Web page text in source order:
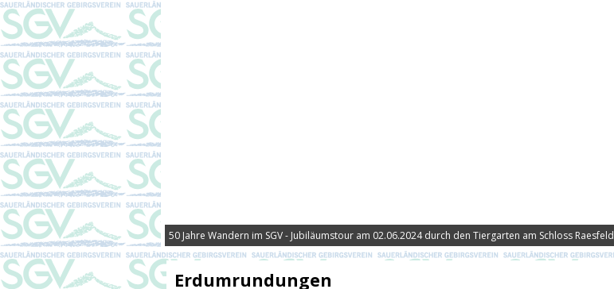
50 Jahre Wandern im SGV - Jubiläumstour am 02.06.2024 durch den Tiergarten am Schloss Raesfeld
Erdumrundungen